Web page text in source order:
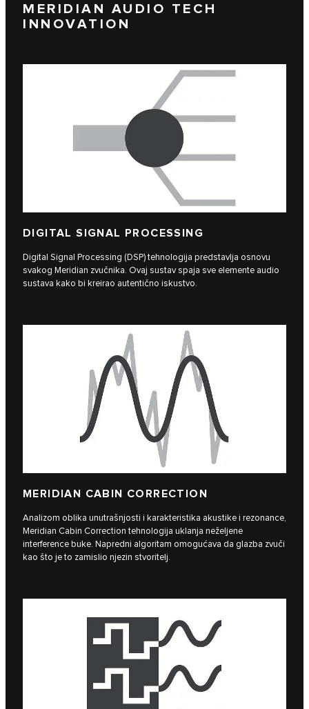
MERIDIAN AUDIO TECH
INNOVATION
DIGITAL SIGNAL PROCESSING
Digital Signal Processing (DSP) tehnologija predstavlja osnovu
svakog Meridian zvučnika. Ovaj sustav spaja sve elemente audio
sustava kako bi kreirao autentično iskustvo.
MERIDIAN CABIN CORRECTION
Analizom oblika unutrašnjosti i karakteristika akustike i rezonance,
Meridian Cabin Correction tehnologija uklanja neželjene
interference buke. Napredni algoritam omogućava da glazba zvuči
kao što je to zamislio njezin stvoritelj.